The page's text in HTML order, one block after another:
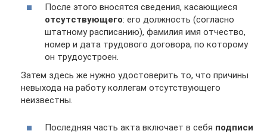
После этого вносятся сведения, касающиеся
отсутствующего: его должность (согласно
штатному расписанию), фамилия имя отчество,
номер и дата трудового договора, по которому
он трудоустроен.
Затем здесь же нужно удостоверить то, что причины
невыхода на работу коллегам отсутствующего
неизвестны.
Последняя часть акта включает в себя подписи